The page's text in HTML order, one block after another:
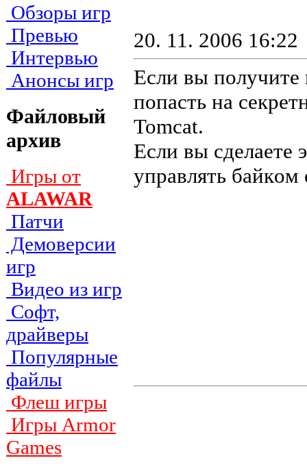
Обзоры игр
Превью
Интервью
Анонсы игр
Файловый
архив
Игры от
ALAWAR
Патчи
Демоверсии
игр
Видео из игр
Софт,
драйверы
Популярные
файлы
Флеш игры
Игры Armor
Games
20. 11. 2006 16:22
Если вы получите
попасть на
Tomcat.
Ecли вы cдeлaeтe
yпpaвлять